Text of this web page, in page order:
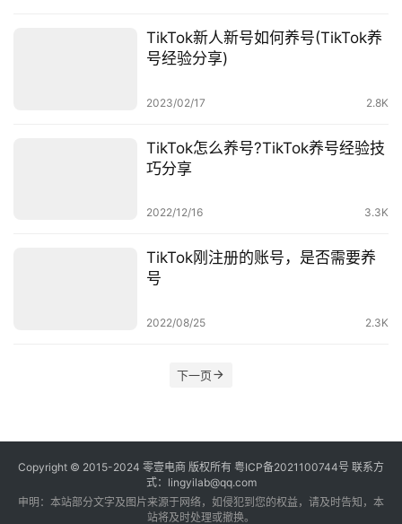
TikTok新人新号如何养号(TikTok养
号经验分享)
2023/02/17 2.8K
TikTok怎么养号?TikTok养号经验技
巧分享
2022/12/16 3.3K
TikTok刚注册的账号，是否需要养
号
2022/08/25 2.3K
下一页
Copyright © 2015-2024 零壹电商 版权所有 粤ICP备2021100744号 联系方
式：lingyilab@qq.com
申明：本站部分文字及图片来源于网络，如侵犯到您的权益，请及时告知，本
站将及时处理或撤换。